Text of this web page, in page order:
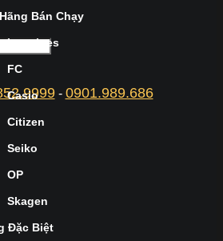
- 0901.989.686
Bán Chạy
Longines
FC
Casio
Citizen
Seiko
OP
Skagen
Đặc Biệt